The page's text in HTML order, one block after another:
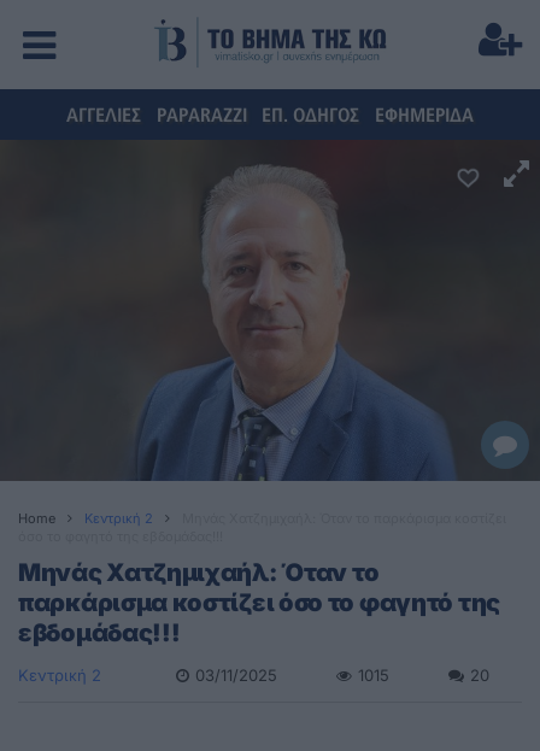
ΑΓΓΕΛΙΕΣ PAPARAZZI ΕΠ. ΟΔΗΓΟΣ ΕΦΗΜΕΡΙΔΑ
Home Κεντρική 2
Μηνάς Χατζημιχαήλ: Όταν το
παρκάρισμα κοστίζει όσο το φαγητό της
εβδομάδας!!!
Κεντρική 2 03/11/2025 1015 20